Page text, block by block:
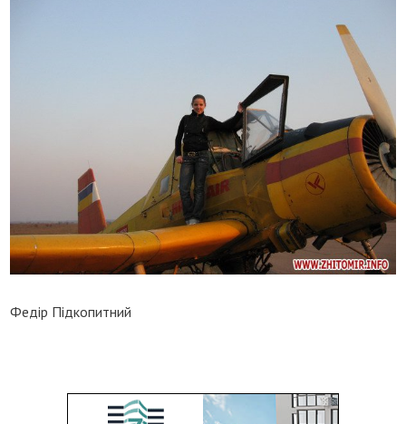
Федір Підкопитний